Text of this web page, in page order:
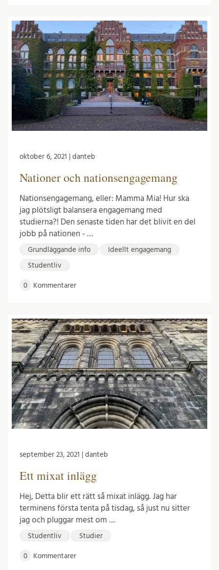
oktober 6, 2021 | danteb
Nationer och nationsengagemang
Nationsengagemang, eller: Mamma Mia! Hur ska
jag plötsligt balansera engagemang med
studierna?! Den senaste tiden har det blivit en del
jobb på nationen - …
Grundläggande info Ideellt engagemang
Studentliv
0 Kommentarer
september 23, 2021 | danteb
Ett mixat inlägg
Hej, Detta blir ett rätt så mixat inlägg. Jag har
terminens första tenta på tisdag, så just nu sitter
jag och pluggar mest om …
Studentliv Studier
0 Kommentarer